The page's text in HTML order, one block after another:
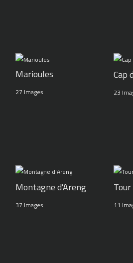
Marioules
27 Images
Cap
23
Montagne d'Areng
37 Images 11